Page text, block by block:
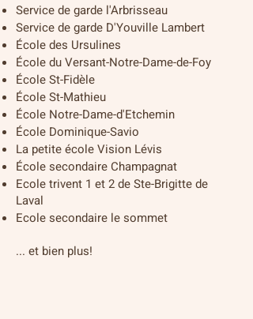
Service de garde l'Arbrisseau
Service de garde D'Youville Lambert
École des Ursulines
École du Versant-Notre-Dame-de-Foy
École St-Fidèle
École St-Mathieu
École Notre-Dame-d'Etchemin
École Dominique-Savio
La petite école Vision Lévis
École secondaire Champagnat
Ecole trivent 1 et 2 de Ste-Brigitte de
Laval
Ecole secondaire le sommet
... et bien plus!